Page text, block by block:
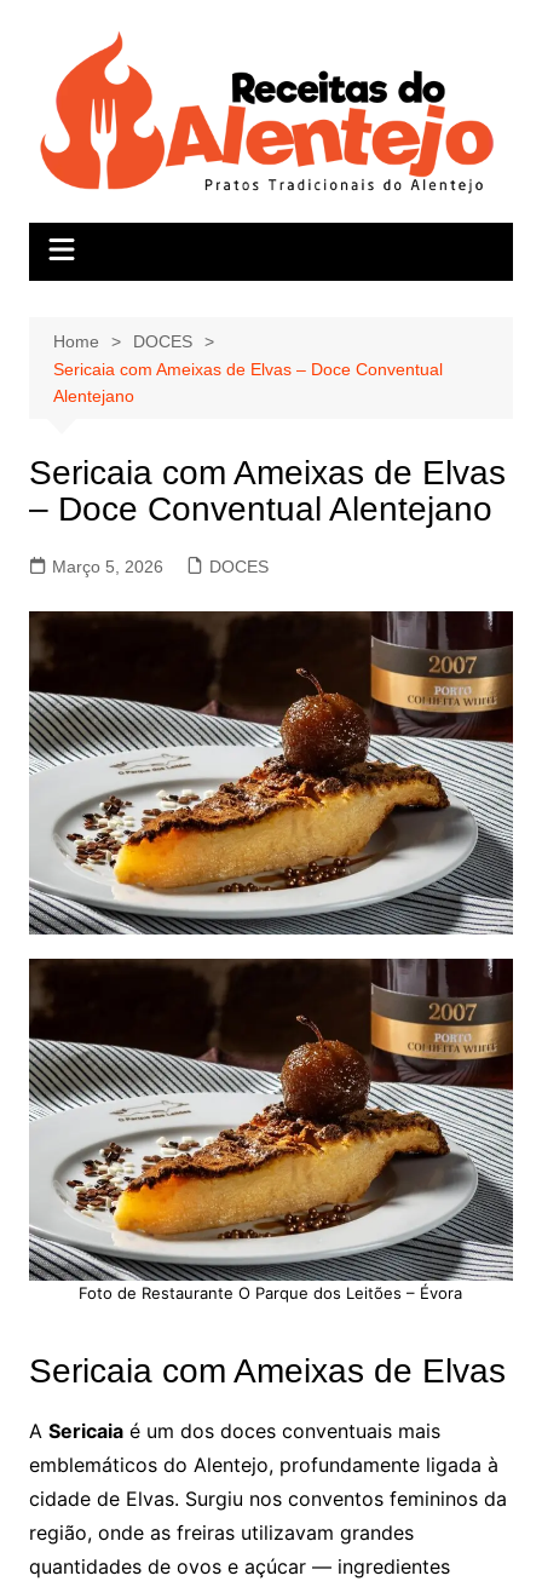
Home
DOCES
Sericaia com Ameixas de Elvas – Doce Conventual
Alentejano
Sericaia com Ameixas de Elvas
– Doce Conventual Alentejano
Março 5, 2026 DOCES
Foto de Restaurante O Parque dos Leitões – Évora
Sericaia com Ameixas de Elvas
A Sericaiaé um dos doces conventuais mais
emblemáticos do Alentejo, profundamente ligada à
cidade de Elvas. Surgiu nos conventos femininos da
região, onde as freiras utilizavam grandes
quantidades de ovos e açúcar — ingredientes